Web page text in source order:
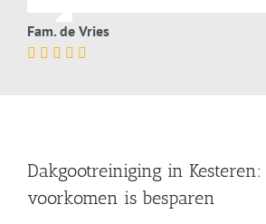
Fam. de Vries
Dakgootreiniging in
voorkomen is besparen